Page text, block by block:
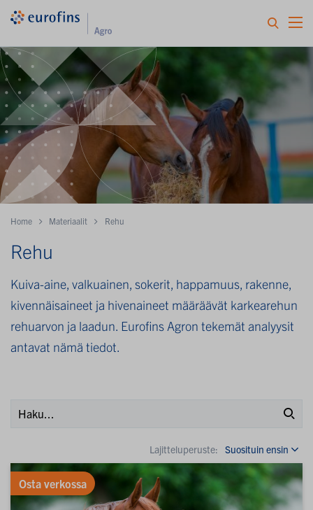
Home Materiaalit Rehu
Rehu
Kuiva-aine, valkuainen, sokerit, happamuus, rakenne,
kivennäisaineet ja hivenaineet määräävät karkearehun
rehuarvon ja laadun. Eurofins Agron tekemät analyysit
antavat nämä tiedot.
Lajitteluperuste:
Osta verkossa